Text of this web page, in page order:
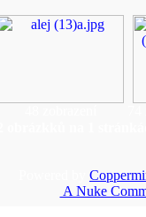
A Nuke